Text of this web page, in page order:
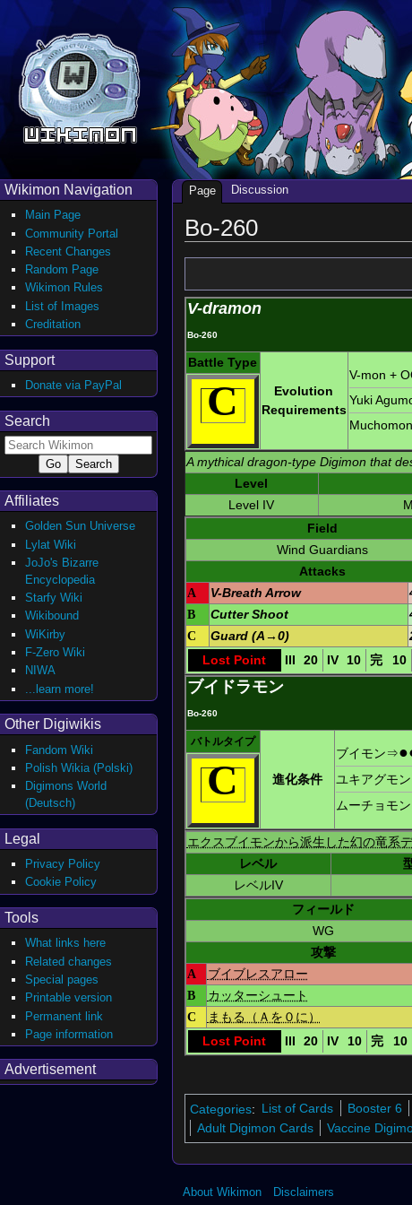
Bo-260
V-dramon
Bo-260
Battle Type
Evolution
Requirements
V-mon +
Yuki
Muchomon
C
A mythical dragon-type Digimon that
Level
Level IV
Field
Wind Guardians
Attacks
A
V-Breath Arrow
B
Cutter Shoot
C
Guard (A→0)
Lost Point
III 20 IV 10 完 10
ブイドラモン
Bo-260
バトルタイプ
進化条件
ブイモン⇒●
ユキアグモン
ムーチョモン
C
エクスブイモンから派生した幻の竜系デ
レベル
レベルIV
フィールド
WG
攻撃
A
ブイブレスアロー
B
カッターシュート
C
まもる（Ａを０に）
Lost Point
III 20 IV 10 完 10
Categories: List of Cards Booster 6
Adult Digimon Cards
Vaccine
Page Discussion
Wikimon Navigation
Main Page
Community Portal
Recent Changes
Random Page
Wikimon Rules
List of Images
Creditation
Support
Donate via PayPal
Search
Affiliates
Golden Sun Universe
Lylat Wiki
JoJo's Bizarre
Encyclopedia
Starfy Wiki
Wikibound
WiKirby
F-Zero Wiki
NIWA
...learn more!
Other Digiwikis
Fandom Wiki
Polish Wikia (Polski)
Digimons World
(Deutsch)
Legal
Privacy Policy
Cookie Policy
Tools
What links here
Related changes
Special pages
Printable version
Permanent link
Page information
Advertisement
About Wikimon Disclaimers